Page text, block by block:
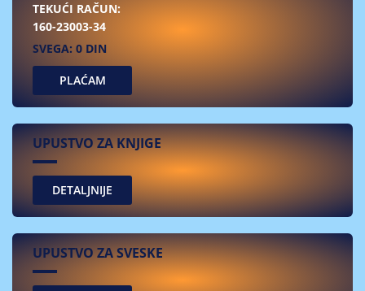
TEKUĆI RAČUN:
160-23003-34
SVEGA: 0 DIN
PLAĆAM
UPUSTVO ZA KNJIGE
UPUSTVO ZA SVESKE